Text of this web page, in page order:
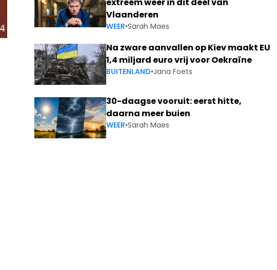
Vlaanderen
WEER•Sarah Maes
Na zware aanvallen op Kiev maakt EU
1,4 miljard euro vrij voor Oekraïne
BUITENLAND•Jana Foets
30-daagse vooruit: eerst hitte,
daarna meer buien
WEER•Sarah Maes